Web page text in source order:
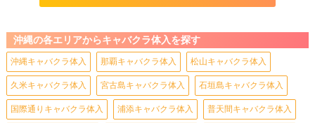
沖縄の各エリアからキャバクラ体入を探す
沖縄キャバクラ体入 那覇キャバクラ体入 松山キャバクラ体入
久米キャバクラ体入 宮古島キャバクラ体入 石垣島キャバクラ体入
国際通りキャバクラ体入 浦添キャバクラ体入 普天間キャバクラ体入